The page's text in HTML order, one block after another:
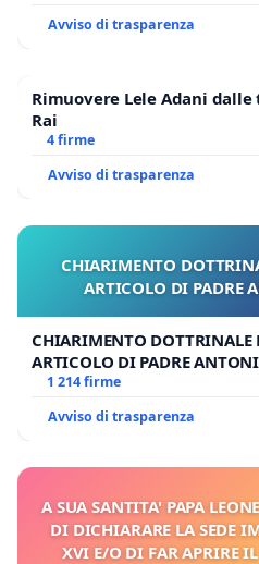
Avviso di trasparenza
Rimuovere Lele Adani
Rai
4 firme
Avviso di trasparenza
CHIARIMENTO
ARTICOLO DI PADRE
CHIARIMENTO DOTTRINALE
ARTICOLO DI PADRE
1 214 firme
Avviso di trasparenza
A SUA SANTITA' PAPA
DI DICHIARARE LA SEDE
XVI E/O DI FAR APRIRE